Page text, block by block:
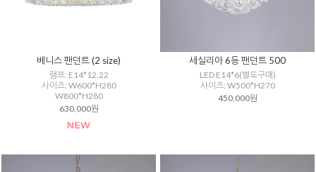
베니스 팬던트 (2 size)
램프: E14*12,22
사이즈: W600*H280
W800*H280
630,000원
세실리아 6등 팬던트 500
LED E14*6(별도구매)
사이즈: W500*H270
450,000원